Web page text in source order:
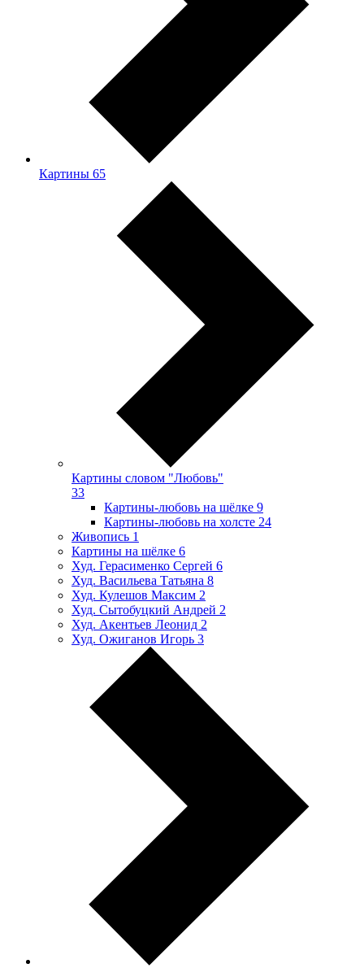
Картины 65
Картины словом "Любовь"
33
Картины-любовь на шёлке 9
Картины-любовь на холсте 24
Живопись 1
Картины на шёлке 6
Худ. Герасименко Сергей 6
Худ. Васильева Татьяна 8
Худ. Кулешов Максим 2
Худ. Сытобуцкий Андрей 2
Худ. Акентьев Леонид 2
Худ. Ожиганов Игорь 3